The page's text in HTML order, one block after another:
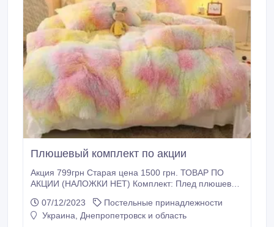
Плюшевый комплект по акции
Акция 799грн Старая цена 1500 грн. ТОВАР ПО
АКЦИИ (НАЛОЖКИ НЕТ) Комплект: Плед плюшевый
Простыня Размер: 200*230/200*160
https://www.facebook.com/profile.php?
07/12/2023
Постельные принадлежности
Украина, Днепропетровск и область